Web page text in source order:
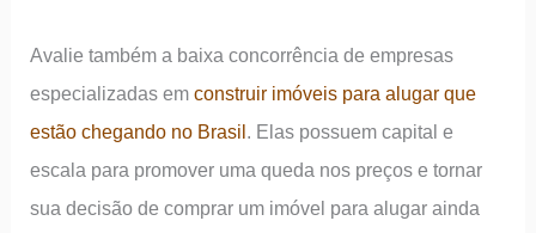
Avalie também a baixa concorrência de empresas
especializadas emconstruir imóveis para alugar que
estão chegando no Brasil. Elas possuem capital e
escala para promover uma queda nos preços e tornar
sua decisão de comprar um imóvel para alugar ainda